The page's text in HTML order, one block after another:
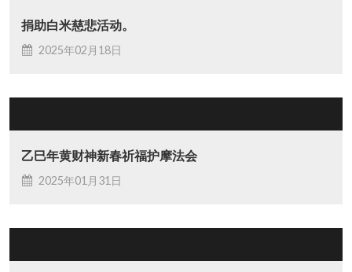
捐助白米慈悲活动。
2025年02月18日
乙巳年黄财神新春祈福护摩法会
2025年01月31日